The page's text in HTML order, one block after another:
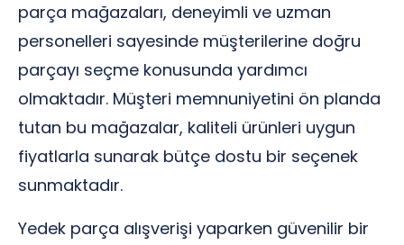
parça mağazaları, deneyimli ve uzman
personelleri sayesinde müşterilerine doğru
parçayı seçme konusunda yardımcı
olmaktadır. Müşteri memnuniyetini ön planda
tutan bu mağazalar, kaliteli ürünleri uygun
fiyatlarla sunarak bütçe dostu bir seçenek
sunmaktadır.
Yedek parça alışverişi yaparken güvenilir bir